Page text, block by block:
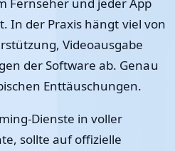
In der Praxis hängt viel von
Videoausgabe
der Software ab. Genau
Enttäuschungen.
Dienste in voller
sollte auf offizielle